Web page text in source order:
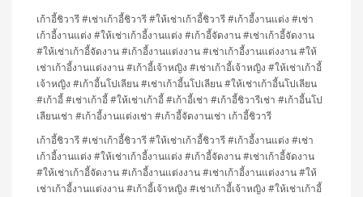
เก้าอี้ชิวารี #เช่าเก้าอี้ชิวารี #ให้เช่าเก้าอี้ชิวารี #เก้าอี้งานแต่ง #เช่า
เก้าอี้งานแต่ง #ให้เช่าเก้าอี้งานแต่ง #เก้าอี้จัดงาน #เช่าเก้าอี้จัดงาน
#ให้เช่าเก้าอี้จัดงาน #เก้าอี้งานแต่งงาน #เช่าเก้าอี้งานแต่งงาน #ให้
เช่าเก้าอี้งานแต่งงาน #เก้าอี้เจ้าหญิง #เช่าเก้าอี้เจ้าหญิง #ให้เช่าเก้าอี้
เจ้าหญิง #เก้าอี้นโปเลียน #เช่าเก้าอี้นโปเลียน #ให้เช่าเก้าอี้นโปเลียน
#เก้าอี้ #เช่าเก้าอี้ #ให้เช่าเก้าอี้ #เก้าอี้เช่า #เก้าอี้ชิวารีเช่า #เก้าอี้นโป
เลียนเช่า #เก้าอี้งานแต่งเช่า #เก้าอี้จัดงานเช่า เก้าอี้ชิวารี
เก้าอี้ชิวารี #เช่าเก้าอี้ชิวารี #ให้เช่าเก้าอี้ชิวารี #เก้าอี้งานแต่ง #เช่า
เก้าอี้งานแต่ง #ให้เช่าเก้าอี้งานแต่ง #เก้าอี้จัดงาน #เช่าเก้าอี้จัดงาน
#ให้เช่าเก้าอี้จัดงาน #เก้าอี้งานแต่งงาน #เช่าเก้าอี้งานแต่งงาน #ให้
เช่าเก้าอี้งานแต่งงาน #เก้าอี้เจ้าหญิง #เช่าเก้าอี้เจ้าหญิง #ให้เช่าเก้าอี้